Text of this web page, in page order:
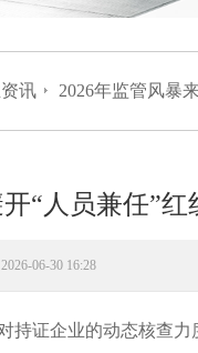
讯 2026年监管风暴来袭！办理武汉电力设施许可
“人员兼任”红
06-30 16:28
证企业的动态核查力